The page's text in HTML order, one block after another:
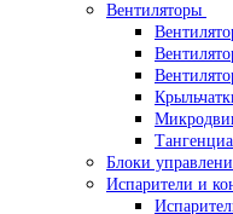
Вентиляторы
Блоки
Испарители и